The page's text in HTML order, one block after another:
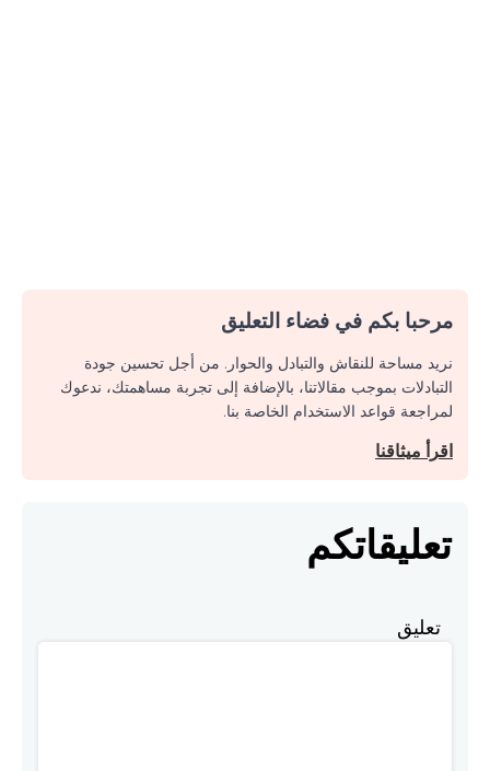
مرحبا بكم في فضاء التعليق
نريد مساحة للنقاش والتبادل والحوار. من أجل تحسين جودة
التبادلات بموجب مقالاتنا، بالإضافة إلى تجربة مساهمتك، ندعوك
لمراجعة قواعد الاستخدام الخاصة بنا.
اقرأ ميثاقنا
تعليقاتكم
تعليق